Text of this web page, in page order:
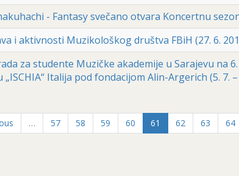
- Fantasy svečano otvara Koncertnu
i aktivnosti Muzikološkog društva FBiH (27. 6.
za studente Muzičke akademije u Sarajevu na
Italija pod fondacijom Alin-Argerich (5. 7. –
… 57 58 59 60 61 62 63 64